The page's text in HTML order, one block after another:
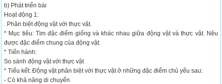
b) Phát triển bài
Hoạt động 1:
. Phân biệt động vật với thực vật.
* Mục tiêu: Tìm đặc điểm giống và khác nhau giữa động vật và thực vật. Nêu
được đặc điểm chung của động vật.
* Tiến hành:
So sánh động vật với thực vật
* Tiểu kết: Động vật phân biệt với thực vật ở những đặc điểm chủ yếu sau:
- Có khả năng di chuyển